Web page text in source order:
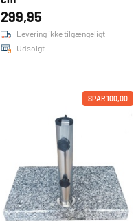
299,95
Levering ikke tilgængeligt
Udsolgt
SPAR 100,00